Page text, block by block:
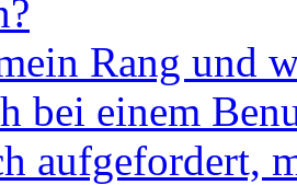
Rang und
bei einem
aufgefordert,